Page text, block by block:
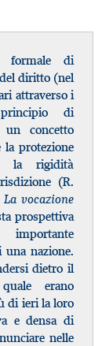
formale di
diritto (nel
attraverso i
di
concetto
protezione
la rigidità
(R.
La vocazione
prospettiva
nazione.
dietro il
erano
di ieri la loro
e densa di
nelle